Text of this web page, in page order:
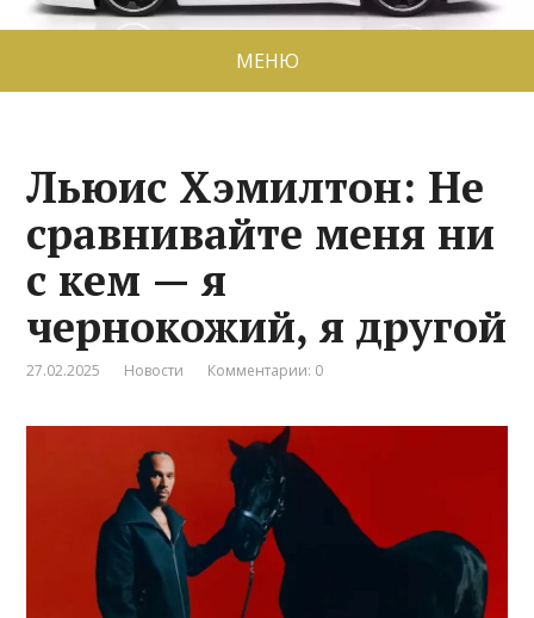
МЕНЮ
Льюис Хэмилтон: Не
сравнивайте меня ни
с кем — я
чернокожий, я другой
27.02.2025 Новости Комментарии: 0